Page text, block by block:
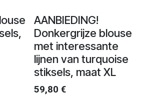
AANBIEDING!
Donkergrijze blouse
met interessante
lijnen van turquoise
stiksels, maat XL
59,80 €